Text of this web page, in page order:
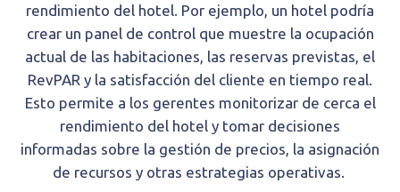
rendimiento del hotel. Por ejemplo, un hotel podría
crear un panel de control que muestre la ocupación
actual de las habitaciones, las reservas previstas, el
RevPAR y la satisfacción del cliente en tiempo real.
Esto permite a los gerentes monitorizar de cerca el
rendimiento del hotel y tomar decisiones
informadas sobre la gestión de precios, la asignación
de recursos y otras estrategias operativas.